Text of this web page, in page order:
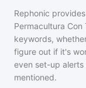
Rephonic
Permacultura Con
keywords,
figure out if it's
even set-up
mentioned.